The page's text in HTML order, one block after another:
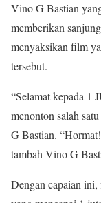
Vino G Bastian
memberikan
menyaksikan film
tersebut.
“Selamat kepada
menonton salah
G Bastian.
tambah Vino G
Dengan capaian